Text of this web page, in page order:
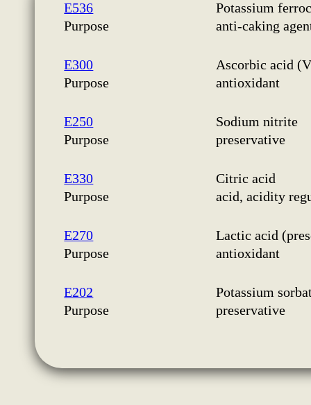
E536
Potassium
Purpose
anti-caking
E300
Ascorbic acid
Purpose
antioxidant
E250
Sodium nitrite
Purpose
preservative
E330
Citric acid
Purpose
acid, acidity
E270
Lactic acid
Purpose
antioxidant
E202
Potassium
Purpose
preservative